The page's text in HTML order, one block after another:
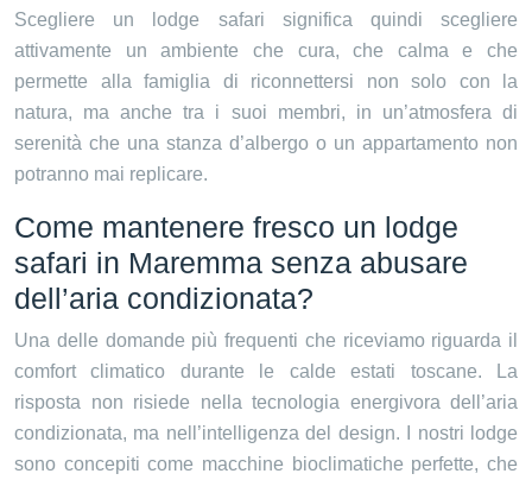
Scegliere un lodge safari significa quindi scegliere
attivamente un ambiente che cura, che calma e che
permette alla famiglia di riconnettersi non solo con la
natura, ma anche tra i suoi membri, in un’atmosfera di
serenità che una stanza d’albergo o un appartamento non
potranno mai replicare.
Come mantenere fresco un lodge
safari in Maremma senza abusare
dell’aria condizionata?
Una delle domande più frequenti che riceviamo riguarda il
comfort climatico durante le calde estati toscane. La
risposta non risiede nella tecnologia energivora dell’aria
condizionata, ma nell’intelligenza del design. I nostri lodge
sono concepiti come macchine bioclimatiche perfette, che